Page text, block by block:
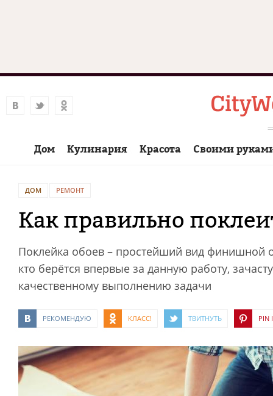
Дом Кулинария Красота Своими
ДОМ РЕМОНТ
Как правильно
Поклейка обоев – простейший вид финишной
кто берётся впервые за данную работу,
качественному выполнению задачи
РЕКОМЕНДУЮ КЛАСС! ТВИТНУТЬ PIN